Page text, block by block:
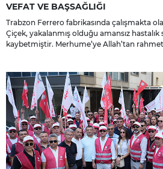
VEFAT VE BAŞSAĞLIĞI
Trabzon Ferrero fabrikasında çalışmakta
Çiçek, yakalanmış olduğu amansız hastalık
kaybetmiştir. Merhume’ye Allah’tan